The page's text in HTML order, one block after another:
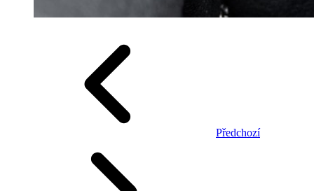
Předchozí